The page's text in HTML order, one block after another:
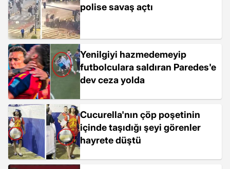
polise savaş açtı
Yenilgiyi hazmedemeyip
futbolculara saldıran Paredes'e
dev ceza yolda
Cucurella'nın çöp poşetinin
içinde taşıdığı şeyi görenler
hayrete düştü